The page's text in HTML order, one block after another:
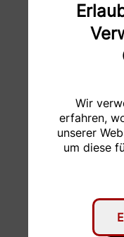
Wir
erfahren,
unserer
um diese
H&R
GmbH & Co. KG
hepro production
HMF Formenbau